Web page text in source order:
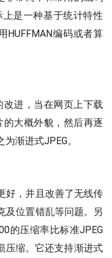
是一种基于统计特性
HUFFMAN编码或者算
改进，当在网页上下载
的大概外貌，然后再逐
渐进式JPEG。
好，并且改善了无线传
及位置错乱等问题。另
的压缩率比标准JPEG
压缩。它还支持渐进式